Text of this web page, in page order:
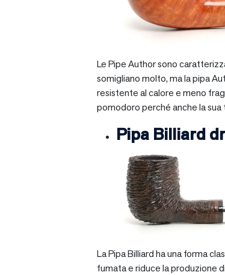
Le Pipe Author sono
somigliano molto, ma la pipa
resistente al calore e meno
pomodoro perché anche la
Pipa Billiard
La Pipa Billiard ha una forma
fumata e riduce la produzione